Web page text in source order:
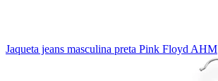
Jaqueta jeans masculina preta Pink Floyd AHM